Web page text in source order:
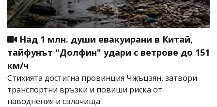
Над 1 млн. души евакуирани в Китай,
тайфунът "Долфин" удари с ветрове до 151
км/ч
Стихията достигна провинция Чжъцзян, затвори
транспортни връзки и повиши риска от
наводнения и свлачища